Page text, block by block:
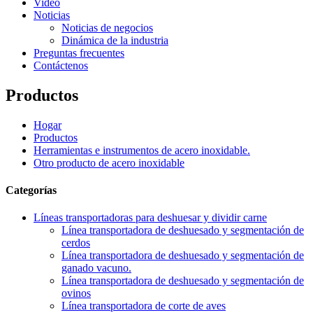
Video
Noticias
Noticias de negocios
Dinámica de la industria
Preguntas frecuentes
Contáctenos
Productos
Hogar
Productos
Herramientas e instrumentos de acero inoxidable.
Otro producto de acero inoxidable
Categorías
Líneas transportadoras para deshuesar y dividir carne
Línea transportadora de deshuesado y segmentación de
cerdos
Línea transportadora de deshuesado y segmentación de
ganado vacuno.
Línea transportadora de deshuesado y segmentación de
ovinos
Línea transportadora de corte de aves